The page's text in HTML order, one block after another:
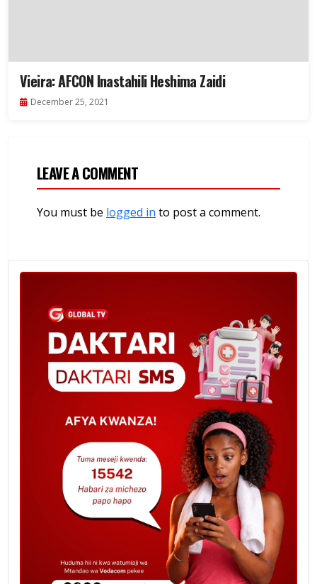
Vieira: AFCON Inastahili Heshima Zaidi
December 25, 2021
LEAVE A COMMENT
You must be logged in to post a comment.